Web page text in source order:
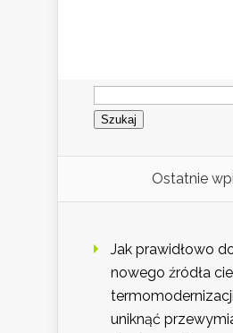
Szukaj:
Ostatnie
Jak prawidłowo
nowego źródła
uniknąć